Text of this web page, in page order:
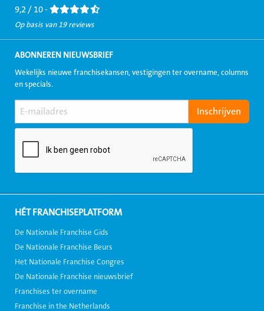
9,2 / 10 -
Op basis van 19 reviews
ABONNEREN NIEUWSBRIEF
Wekelijks nieuwe franchisekansen, vestigingen ter overname, columns
en specials.
HÉT FRANCHISEPLATFORM
De Nationale Franchise Gids
De Nationale Franchise Beurs
Het Nationale Franchise Congres
De Nationale Franchise nieuwsbrief
Franchises ter overname
Franchise in the Netherlands